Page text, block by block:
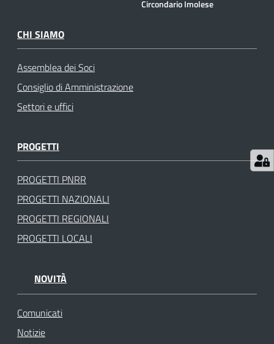
Circondario Imolese
CHI SIAMO
Assemblea dei Soci
Consiglio di Amministrazione
Settori e uffici
PROGETTI
PROGETTI PNRR
PROGETTI NAZIONALI
PROGETTI REGIONALI
PROGETTI LOCALI
NOVITÀ
Comunicati
Notizie